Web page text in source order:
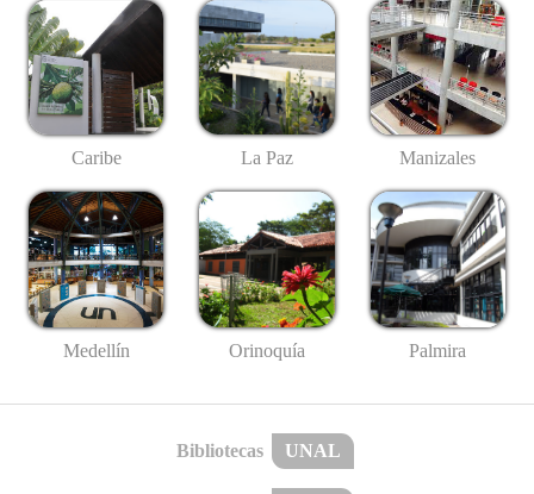
Caribe La Paz Manizales
Medellín Orinoquía Palmira
Bibliotecas UNAL